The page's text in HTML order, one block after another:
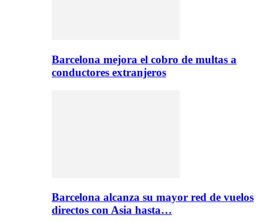
Barcelona mejora el cobro de multas a
conductores extranjeros
Barcelona alcanza su mayor red de vuelos
directos con Asia hasta…